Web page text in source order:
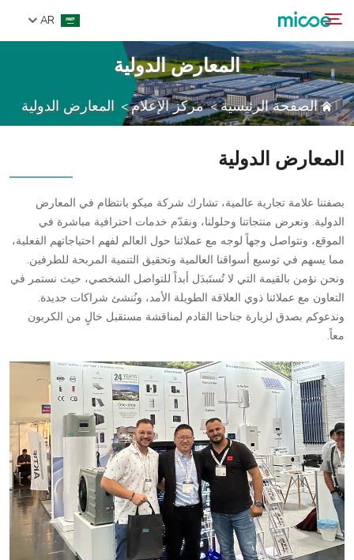
AR
من نحن
المنتجات
الدعم والخدمات
مركز الإعلام
اتصل بنا
بحث
المعارض الدولية
الصفحة الرئيسية>مركز الإعلام> المعارض الدولية
المعارض الدولية
بصفتنا علامة تجارية عالمية، تشارك شركة ميكو بانتظام في المعارض
الدولية. ونعرض منتجاتنا وحلولنا، ونقدّم خدمات احترافية مباشرة في
الموقع، ونتواصل وجهاً لوجه مع عملائنا حول العالم لفهم احتياجاتهم الفعلية،
مما يسهم في توسيع أسواقنا العالمية وتحقيق التنمية المربحة للطرفين.
ونحن نؤمن بالقيمة التي لا تُستَبدَل أبداً للتواصل الشخصي، حيث نستمر في
التعاون مع عملائنا ذوي العلاقة الطويلة الأمد، ونُنشئ شراكات جديدة.
وندعوكم بصدق لزيارة جناحنا القادم لمناقشة مستقبل خالٍ من الكربون
معاً.